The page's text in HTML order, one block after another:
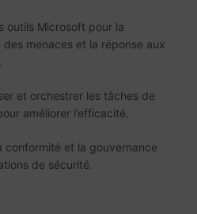
outils Microsoft pour la
menaces et la réponse aux
et orchestrer les tâches de
améliorer l’efficacité.
conformité et la gouvernance
de sécurité.